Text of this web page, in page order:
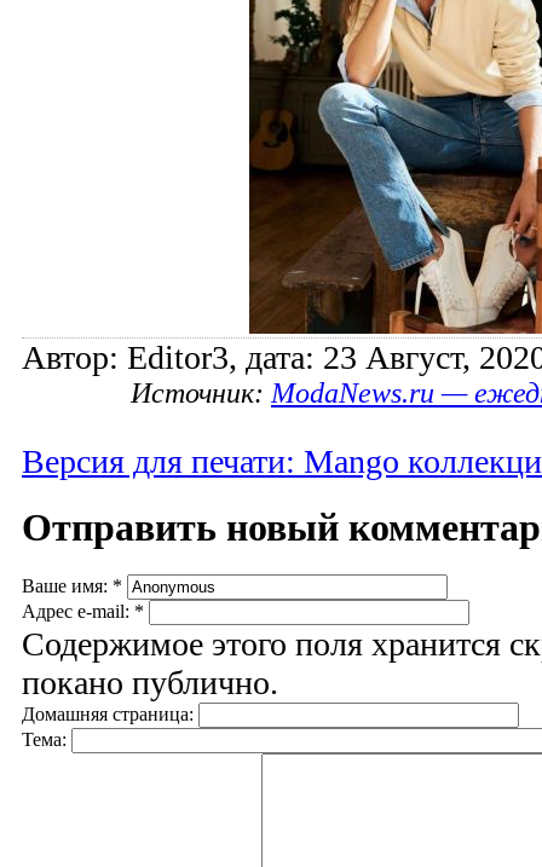
Автор: Editor3, дата: 23 Август,
Источник:ModaNews.ru —
Версия для печати: Mango
Отправить новый
Ваше имя: *
Адрес e-mail: *
Содержимое этого поля хранится
покано публично.
Домашняя страница:
Тема: